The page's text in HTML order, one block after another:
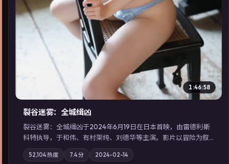
1:46:58
裂谷迷雾：全城缉凶
裂谷迷雾：全城缉凶于2024年6月19日在日本首映，由雷德利·斯
科特执导，于和伟、有村架纯、刘德华等主演。影片以冒险为叙
事主轴，城市霓虹背后，有人用规则改写命运；摄影与配乐强化
地域气质；站内亦可通过「国产免费观看高清电视剧在线看」延
52,104热度 7.4分 2024-02-14